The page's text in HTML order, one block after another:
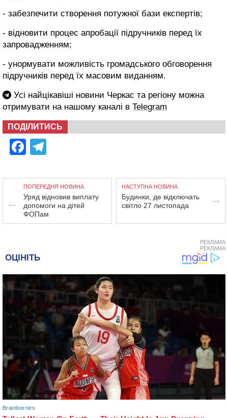
- забезпечити створення потужної бази експертів;
- відновити процес апробації підручників перед їх
запровадженням;
- унормувати можливість громадського обговорення
підручників перед їх масовим виданням.
Усі найцікавіші новини Черкас та регіону можна
отримувати на нашому каналі в Telegram
ПОДІЛИТИСЬ
Facebook
ПОПЕРЕДНЯ НОВИНА
Уряд відновив виплату
допомоги на дітей
ФОПам
НАСТУПНА НОВИНА
Будинки, де відключать
світло 27 листопада
РЕКЛАМА
РЕКЛАМА